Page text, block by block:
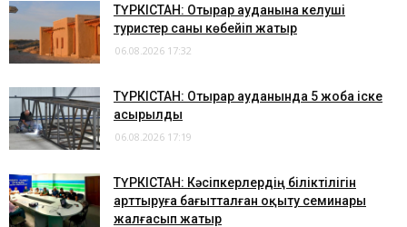
ТҮРКІСТАН: Отырар ауданына келуші
туристер саны көбейіп жатыр
06.08.2026 17:32
ТҮРКІСТАН: Отырар ауданында 5 жоба іске
асырылды
06.08.2026 17:19
ТҮРКІСТАН: Кәсіпкерлердің біліктілігін
арттыруға бағытталған оқыту семинары
жалғасып жатыр